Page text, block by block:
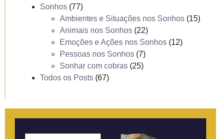
Sonhos (77)
Ambientes e Situações nos Sonhos (15)
Animais nos Sonhos (22)
Emoções e Ações nos Sonhos (12)
Pessoas nos Sonhos (7)
Sonhar com cobras (25)
Todos os Posts (67)